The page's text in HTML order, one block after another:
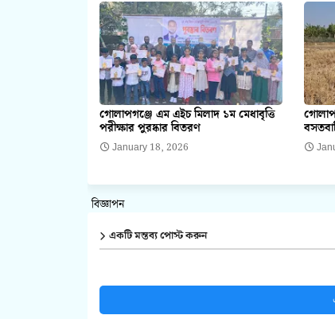
গোলাপগঞ্জে এম এইচ মিলাদ ১ম মেধাবৃত্তি
পরীক্ষার পুরষ্কার বিতরণ
January 18, 2026
বিজ্ঞাপন
একটি মন্তব্য পোস্ট করুন